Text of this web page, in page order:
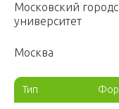
Московский
университет
Москва
Тип